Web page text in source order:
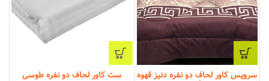
سرویس کاور لحاف دو نفره دنیز قهوه
ست کاور لحاف دو نفره طوسی